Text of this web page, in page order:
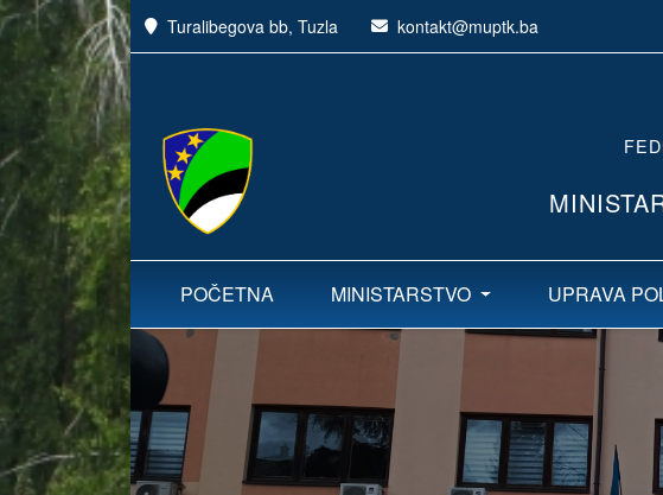
Turalibegova bb, Tuzla kontakt@muptk.ba
POČETNA MINISTARSTVO UPRAVA